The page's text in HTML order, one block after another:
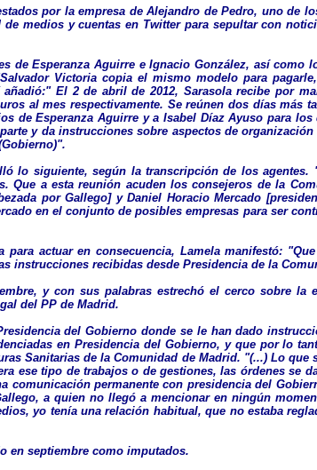
por la empresa de Alejandro de Pedro, uno de
medios y cuentas en Twitter para sepultar con
Esperanza Aguirre e Ignacio González, así como
Victoria copia el mismo modelo para
El 2 de abril de 2012, Sarasola recibe por
al mes respectivamente. Se reúnen dos días más
de Esperanza Aguirre y a Isabel Díaz Ayuso para
y da instrucciones sobre aspectos de
lo siguiente, según la transcripción de los
a esta reunión acuden los consejeros de la
por Gallego] y Daniel Horacio Mercado
en el conjunto de posibles empresas para ser
actuar en consecuencia, Lamela manifestó:
instrucciones recibidas desde Presidencia de la
y con sus palabras estrechó el cerco sobre la
del PP de Madrid.
del Gobierno donde se le han dado
en Presidencia del Gobierno, y que por lo
Sanitarias de la Comunidad de Madrid. "(...) Lo
tipo de trabajos o de gestiones, las órdenes se
permanente con presidencia del
a quien no llegó a mencionar en ningún
yo tenía una relación habitual, que no estaba
en septiembre como imputados.